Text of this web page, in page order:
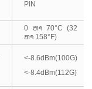
PIN
0 ຫາ 70°C (32
ຫາ 158°F)
<-8.6dBm(100G)
<-8.4dBm(112G)